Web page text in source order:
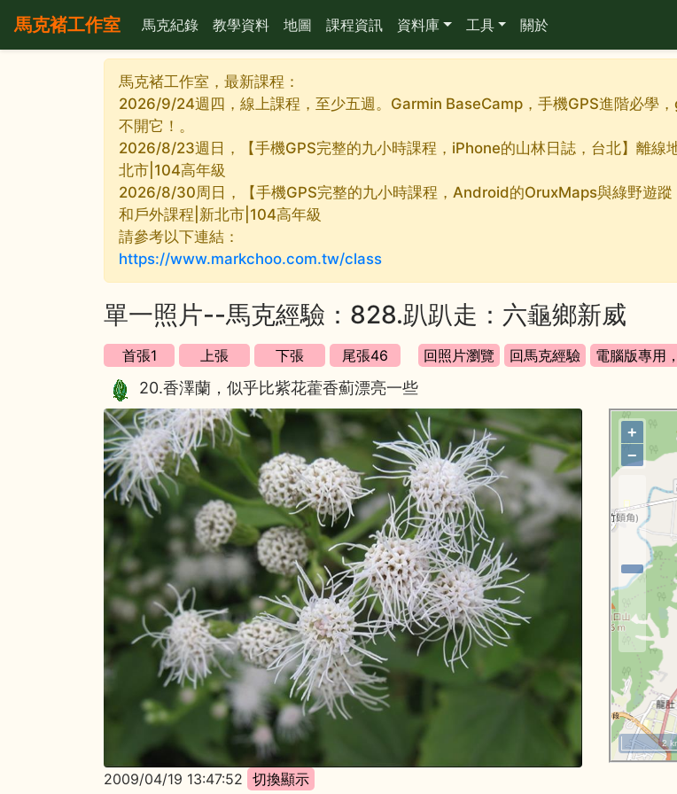
馬克褚工作室 馬克紀錄 教學資料 地圖 課程資訊 資料庫 工具 關於
馬克褚工作室，最新課程：
2026/9/24週四，線上課程，至少五週。Garmin BaseCamp，手機GPS進階必學
不開它！。
2026/8/23週日，【手機GPS完整的九小時課程，iPhone的山林日誌，台北】離線
北市|104高年級
2026/8/30周日，【手機GPS完整的九小時課程，Android的OruxMaps與綠野遊蹤
和戶外課程|新北市|104高年級
請參考以下連結：
https://www.markchoo.com.tw/class
單一照片--馬克經驗：828.趴趴走：六龜鄉新威
20.香澤蘭，似乎比紫花藿香薊漂亮一些
2009/04/19 13:47:52
2
+
−